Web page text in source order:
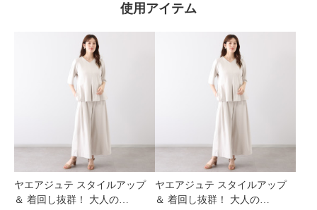
使用アイテム
ヤエアジュテ スタイルアップ
＆ 着回し抜群！ 大人の…
ヤエアジュテ スタイルアップ
＆ 着回し抜群！ 大人の…